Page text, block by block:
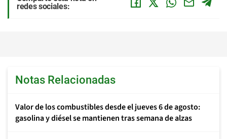
redes sociales:
Notas Relacionadas
Valor de los combustibles desde el jueves 6 de agosto:
gasolina y diésel se mantienen tras semana de alzas